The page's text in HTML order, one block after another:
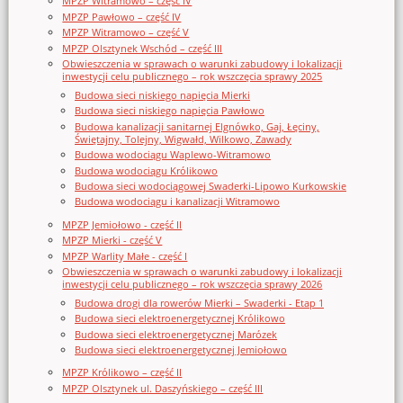
MPZP Pawłowo – część IV
MPZP Witramowo – część V
MPZP Olsztynek Wschód – część III
Obwieszczenia w sprawach o warunki zabudowy i lokalizacji
inwestycji celu publicznego – rok wszczęcia sprawy 2025
Budowa sieci niskiego napięcia Mierki
Budowa sieci niskiego napięcia Pawłowo
Budowa kanalizacji sanitarnej Elgnówko, Gaj, Łęciny,
Świętajny, Tolejny, Wigwałd, Wilkowo, Zawady
Budowa wodociągu Waplewo-Witramowo
Budowa wodociągu Królikowo
Budowa sieci wodociągowej Swaderki-Lipowo Kurkowskie
Budowa wodociągu i kanalizacji Witramowo
MPZP Jemiołowo - część II
MPZP Mierki - część V
MPZP Warlity Małe - część I
Obwieszczenia w sprawach o warunki zabudowy i lokalizacji
inwestycji celu publicznego – rok wszczęcia sprawy 2026
Budowa drogi dla rowerów Mierki – Swaderki - Etap 1
Budowa sieci elektroenergetycznej Królikowo
Budowa sieci elektroenergetycznej Marózek
Budowa sieci elektroenergetycznej Jemiołowo
MPZP Królikowo – część II
MPZP Olsztynek ul. Daszyńskiego – część III